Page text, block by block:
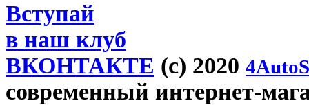
Вступай
в наш клуб
ВКОНТАКТЕ (c) 2020
современный интернет-